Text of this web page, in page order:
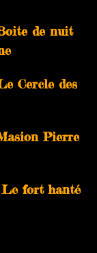
de nuit
Cercle des
Pierre
Le fort hanté